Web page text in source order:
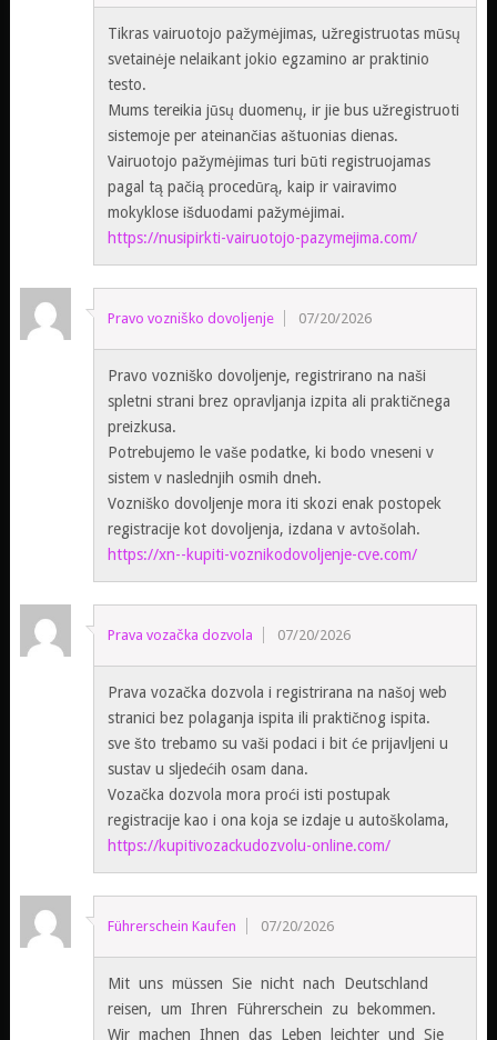
Tikras vairuotojo pažymėjimas, užregistruotas mūsų
svetainėje nelaikant jokio egzamino ar praktinio
testo.
Mums tereikia jūsų duomenų, ir jie bus užregistruoti
sistemoje per ateinančias aštuonias dienas.
Vairuotojo pažymėjimas turi būti registruojamas
pagal tą pačią procedūrą, kaip ir vairavimo
mokyklose išduodami pažymėjimai.
https://nusipirkti-vairuotojo-pazymejima.com/
Pravo vozniško dovoljenje 07/20/2026
Pravo vozniško dovoljenje, registrirano na naši
spletni strani brez opravljanja izpita ali praktičnega
preizkusa.
Potrebujemo le vaše podatke, ki bodo vneseni v
sistem v naslednjih osmih dneh.
Vozniško dovoljenje mora iti skozi enak postopek
registracije kot dovoljenja, izdana v avtošolah.
https://xn--kupiti-voznikodovoljenje-cve.com/
Prava vozačka dozvola 07/20/2026
Prava vozačka dozvola i registrirana na našoj web
stranici bez polaganja ispita ili praktičnog ispita.
sve što trebamo su vaši podaci i bit će prijavljeni u
sustav u sljedećih osam dana.
Vozačka dozvola mora proći isti postupak
registracije kao i ona koja se izdaje u autoškolama,
https://kupitivozackudozvolu-online.com/
Führerschein Kaufen 07/20/2026
Mit uns müssen Sie nicht nach Deutschland
reisen, um Ihren Führerschein zu bekommen.
Wir machen Ihnen das Leben leichter und Sie